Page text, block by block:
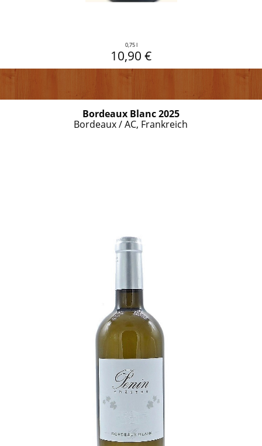
0,75 l
10,90 €
Bordeaux Blanc 2025
Bordeaux / AC, Frankreich